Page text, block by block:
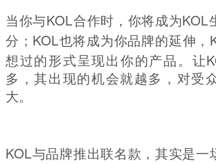
当你与KOL合作时，你将成为KOL
分； KOL也将成为你品牌的延伸，
想过的形式呈现出你的产品。让
多，其出现的机会就越多，对受
大。
KOL与品牌推出联名款，其实是一